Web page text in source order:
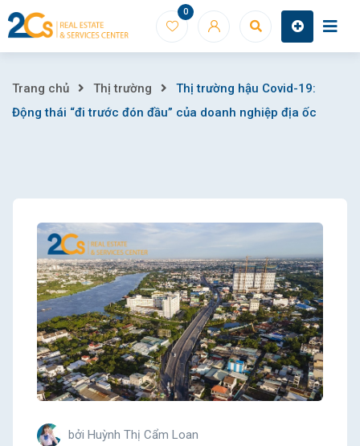
Skip
to
0
Thị
Covid-
19:
Động
thái
“đi
trước
đón
Trang chủ Thị trường
Thị trường hậu Covid-19:
Động thái “đi trước đón đầu” của doanh nghiệp địa ốc
bởi Huỳnh Thị Cẩm Loan